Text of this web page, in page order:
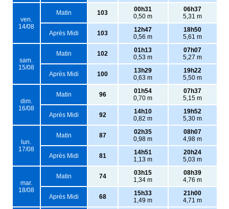
ven.
14/08
Matin 103
00h31
0,50 m
06h37
5,31 m
Après Midi 103
12h47
0,56 m
18h50
5,61 m
sam.
15/08
Matin 102
01h13
0,53 m
07h07
5,27 m
Après Midi 100
13h29
0,63 m
19h22
5,50 m
dim.
16/08
Matin 96
01h54
0,70 m
07h37
5,15 m
Après Midi 92
14h10
0,82 m
19h52
5,30 m
lun.
17/08
Matin 87
02h35
0,98 m
08h07
4,98 m
Après Midi 81
14h51
1,13 m
20h24
5,03 m
mar.
18/08
Matin 74
03h15
1,34 m
08h39
4,76 m
Après Midi 68
15h33
1,49 m
21h00
4,71 m